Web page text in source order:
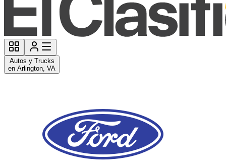
Autos y Trucks
en Arlington, VA